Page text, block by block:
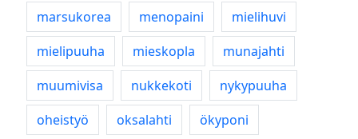
marsukorea
menopaini
mielihuvi
mielipuuha
mieskopla
munajahti
muumivisa
nukkekoti
nykypuuha
oheistyö
oksalahti
ökyponi